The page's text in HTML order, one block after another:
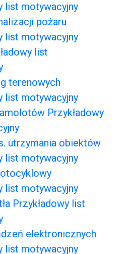
list motywacyjny
pożaru
list motywacyjny
list
terenowych
list motywacyjny
Przykładowy
utrzymania obiektów
list motywacyjny
list motywacyjny
Przykładowy list
elektronicznych
list motywacyjny